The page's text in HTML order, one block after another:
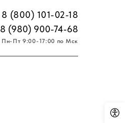
8 (800) 101-02-18
8 (980) 900-74-68
Пн-Пт 9:00-17:00 по Мск